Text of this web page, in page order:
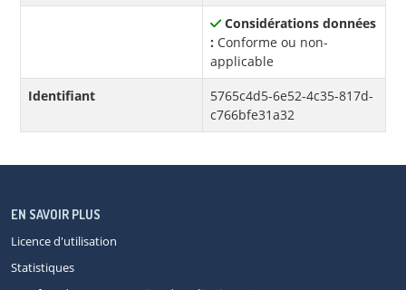
Considérations données
: Conforme ou non-
applicable
Identifiant
5765c4d5-6e52-4c35-817d-
c766bfe31a32
EN SAVOIR PLUS
Licence d'utilisation
Statistiques